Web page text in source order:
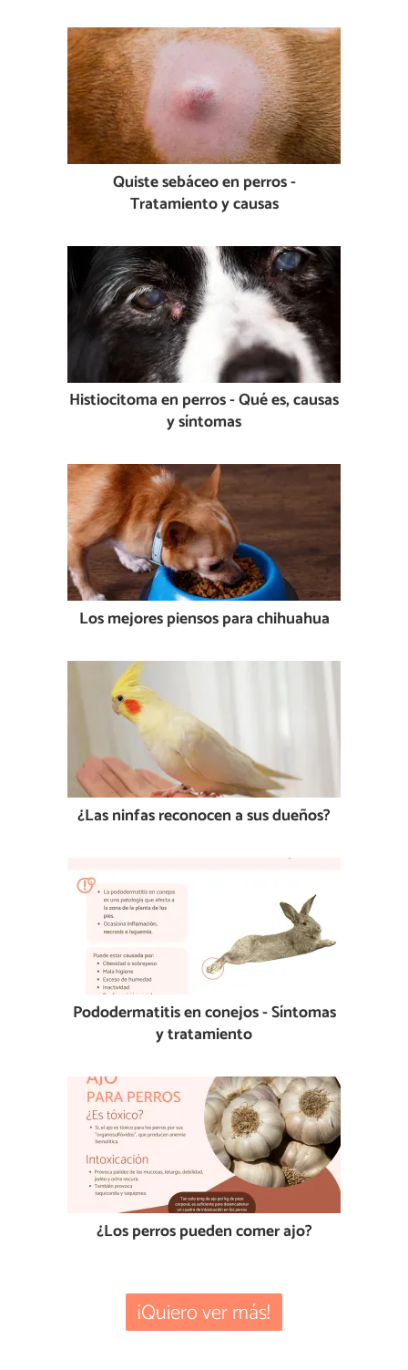
Quiste sebáceo en perros -
Tratamiento y causas
Histiocitoma en perros - Qué es, causas
y síntomas
Los mejores piensos para chihuahua
¿Las ninfas reconocen a sus dueños?
Pododermatitis en conejos - Síntomas
y tratamiento
¿Los perros pueden comer ajo?
¡Quiero ver más!